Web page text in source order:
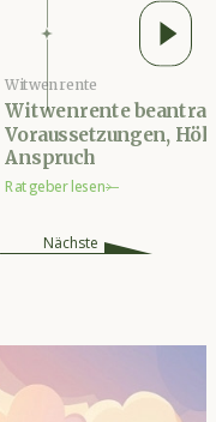
Witwenrente
Witwenrente
Voraussetzungen,
Anspruch
Ratgeber lesen
Nächste